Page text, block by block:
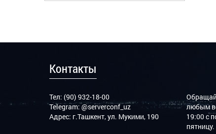
Контакты
Тел: (90) 932-18-00
Telegram:@serverconf_uz
Адрес: г.Ташкент, ул. Мукими, 190
любым
19:00 с
пятницу.